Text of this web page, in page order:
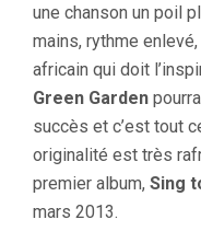
une chanson un poil
mains, rythme
africain qui doit
Green Garden
succès et c’est tout
originalité est très
premier album, Sing
mars 2013.